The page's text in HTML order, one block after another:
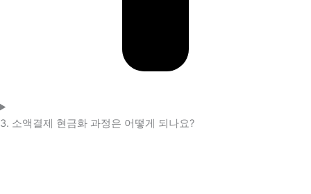
3. 소액결제 현금화 과정은 어떻게 되나요?